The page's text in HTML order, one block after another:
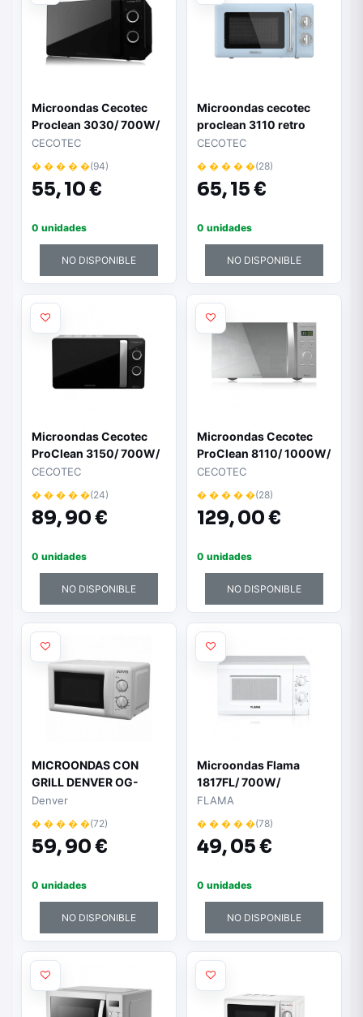
Microondas Cecotec
Proclean 3030/ 700W/
Capacidad 20L/ Negro
CECOTEC
� � � � �(94)
55,10 €
0 unidades
NO DISPONIBLE
Microondas cecotec
proclean 3110 retro
blue 20l 700w
CECOTEC
� � � � �(28)
65,15 €
0 unidades
NO DISPONIBLE
Microondas Cecotec
ProClean 3150/ 700W/
Capacidad 20L/
Función Grill/ Negro y
Plata
CECOTEC
� � � � �(24)
89,90 €
0 unidades
NO DISPONIBLE
Microondas Cecotec
ProClean 8110/ 1000W/
Capacidad 28L/
Función Grill/ Acero
Inoxidable
CECOTEC
� � � � �(28)
129,00 €
0 unidades
NO DISPONIBLE
MICROONDAS CON
GRILL DENVER OG-
2030 - 700W (MICRO) /
800W (GRILL) - 20
LITROS - 5 NIVELES
POTENCIA -
MINUTOS
Denver
� � � � �(72)
59,90 €
0 unidades
NO DISPONIBLE
Microondas Flama
1817FL/ 700W/
Capacidad 20L/ Blanco
FLAMA
� � � � �(78)
49,05 €
0 unidades
NO DISPONIBLE